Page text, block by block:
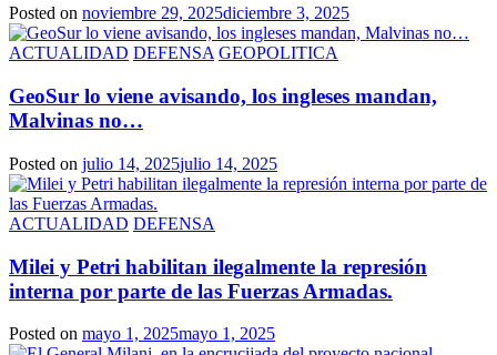
Posted on noviembre 29, 2025diciembre 3, 2025
ACTUALIDAD DEFENSA GEOPOLITICA
GeoSur lo viene avisando, los ingleses mandan,
Malvinas no…
Posted on julio 14, 2025julio 14, 2025
ACTUALIDAD DEFENSA
Milei y Petri habilitan ilegalmente la represión
interna por parte de las Fuerzas Armadas.
Posted on mayo 1, 2025mayo 1, 2025